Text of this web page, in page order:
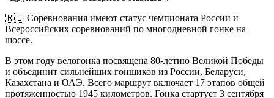
🇷🇺 Соревнования имеют статус чемпионата России и
Всероссийских соревнований по многодневной гонке на
шоссе.
В этом году велогонка посвящена 80-летию Великой Победы
и объединит сильнейших гонщиков из России, Беларуси,
Казахстана и ОАЭ. Всего маршрут включает 17 этапов общей
протяжённостью 1945 километров. Гонка стартует 3 сентября